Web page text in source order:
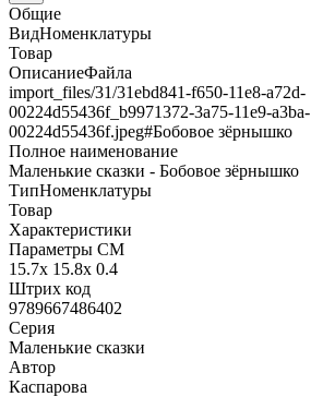
Общие
ВидНоменклатуры
Товар
ОписаниеФайла
import_files/31/31ebd841-f650-11e8-a72d-
00224d55436f_b9971372-3a75-11e9-a3ba-
00224d55436f.jpeg#Бобовое зёрнышко
Полное наименование
Маленькие сказки - Бобовое зёрнышко
ТипНоменклатуры
Товар
Характеристики
Параметры СМ
15.7x 15.8x 0.4
Штрих код
9789667486402
Серия
Маленькие сказки
Автор
Каспарова